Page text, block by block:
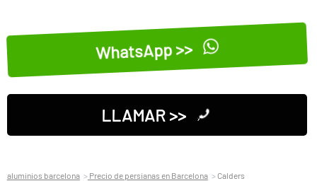
WhatsApp >>
LLAMAR >>
aluminios barcelona Precio de persianas en Barcelona Calders